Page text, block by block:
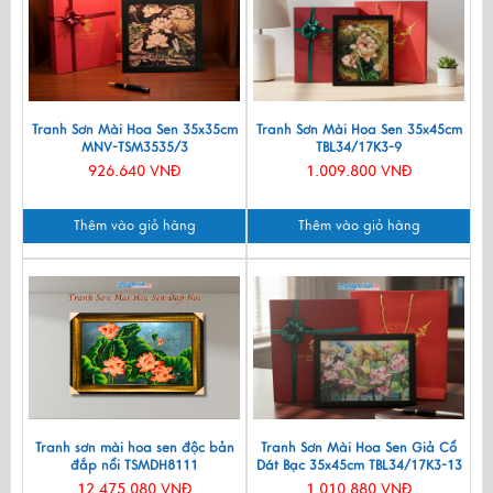
Tranh Sơn Mài Hoa Sen 35x35cm
MNV-TSM3535/3
926.640 VNĐ
Thêm vào giỏ hàng
Tranh Sơn Mài Hoa Sen 35x45cm
TBL34/17K3-9
1.009.800 VNĐ
Thêm vào giỏ hàng
Tranh sơn mài hoa sen độc bản
đắp nổi TSMDH8111
12.475.080 VNĐ
Tranh Sơn Mài Hoa Sen Giả Cổ
Dát Bạc 35x45cm TBL34/17K3-13
1.010.880 VNĐ